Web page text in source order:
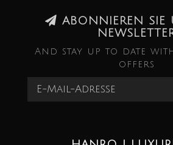
ABONNIEREN SIE
And stay up to date
offers